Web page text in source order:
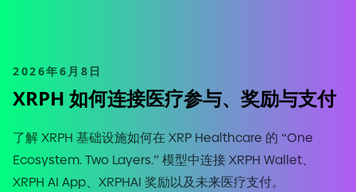
2026年6月8日
XRPH 如何连接医疗参与、奖励与支付
了解 XRPH 基础设施如何在 XRP Healthcare 的 “One
Ecosystem. Two Layers.” 模型中连接 XRPH Wallet、
XRPH AI App、XRPHAI 奖励以及未来医疗支付。